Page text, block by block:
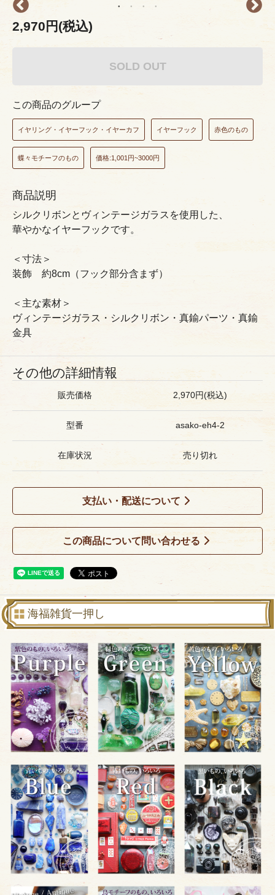
2,970円(税込)
SOLD OUT
この商品のグループ
イヤリング・イヤーフック・イヤーカフ イヤーフック 赤色のもの
蝶々モチーフのもの 価格:1,001円~3000円
商品説明
シルクリボンとヴィンテージガラスを使用した、
華やかなイヤーフックです。
＜寸法＞
装飾 約8cm（フック部分含まず）
＜主な素材＞
ヴィンテージガラス・シルクリボン・真鍮パーツ・真鍮
金具
その他の詳細情報
販売価格 2,970円(税込)
型番 asako-eh4-2
在庫状況 売り切れ
支払い・配送について
この商品について問い合わせる
海福雑貨一押し